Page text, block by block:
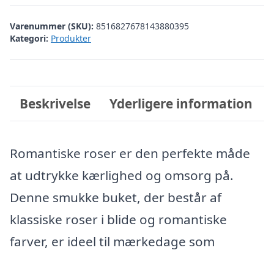
Varenummer (SKU): 8516827678143880395
Kategori: Produkter
Beskrivelse Yderligere information
Romantiske roser er den perfekte måde
at udtrykke kærlighed og omsorg på.
Denne smukke buket, der består af
klassiske roser i blide og romantiske
farver, er ideel til mærkedage som